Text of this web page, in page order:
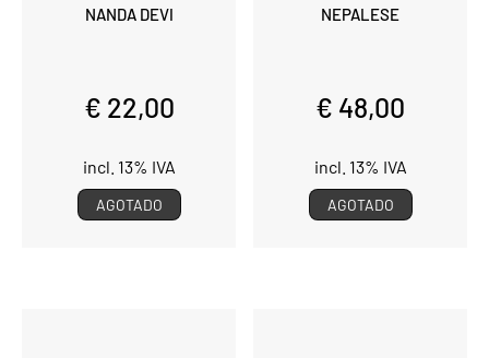
NANDA DEVI
€ 22,00
incl. 13% IVA
AGOTADO
NEPALESE
€ 48,00
incl. 13% IVA
AGOTADO